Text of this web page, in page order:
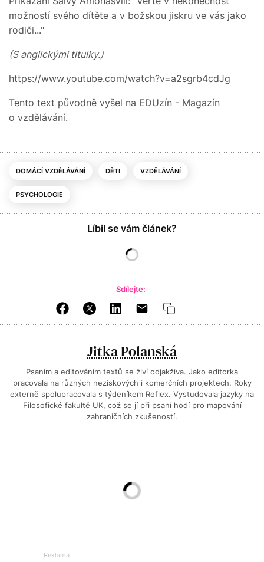
možností svého dítěte a v božskou jiskru ve vás jako
rodiči..."
(S anglickými titulky.)
https://www.youtube.com/watch?v=a2sgrb4cdJg
Tento text původně vyšel na EDUzín - Magazín
o vzdělávání.
DOMÁCÍ VZDĚLÁVÁNÍ DĚTI VZDĚLÁVÁNÍ
PSYCHOLOGIE
Líbil se vám článek?
Sdílejte:
Jitka Polanská
Psaním a editováním textů se živí odjakživa. Jako editorka
pracovala na různých neziskových i komerčních projektech. Roky
externě spolupracovala s týdeníkem Reflex. Vystudovala jazyky na
Filosofické fakultě UK, což se jí při psaní hodí pro mapování
zahraničních zkušeností.